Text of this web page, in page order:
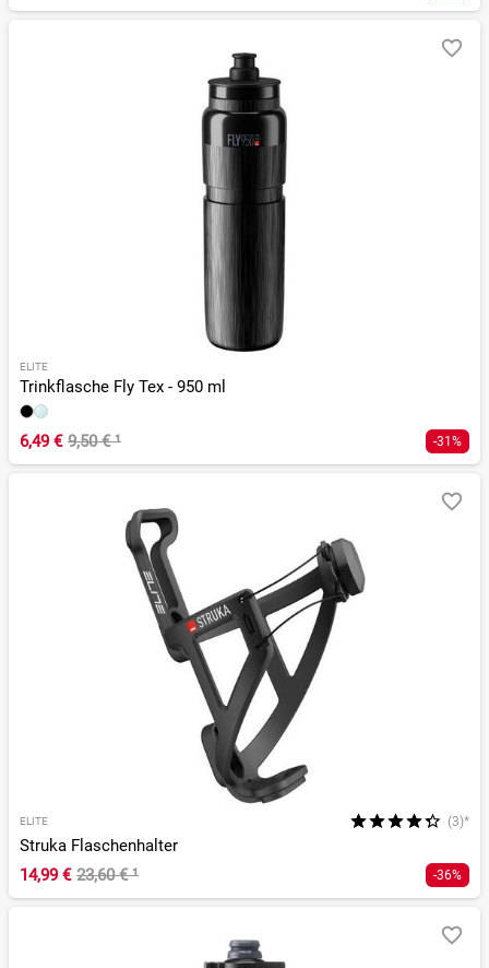
ELITE
Trinkflasche Fly Tex - 950 ml
6,49 € 9,50 €¹ -31%
ELITE (3)*
Struka Flaschenhalter
14,99 € 23,60 €¹ -36%